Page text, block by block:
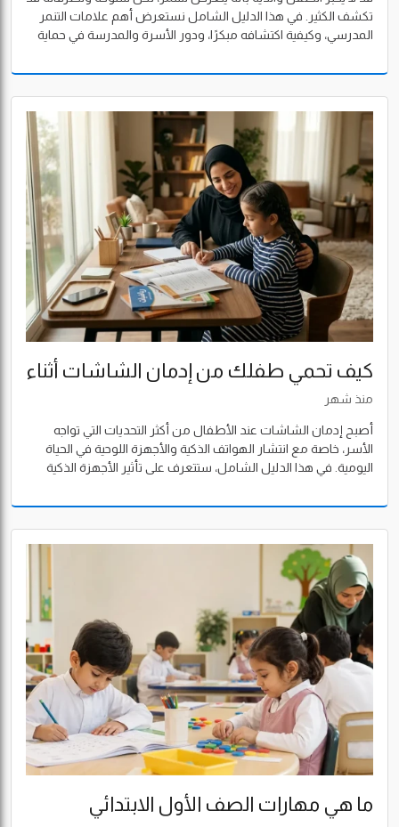
تكشف الكثير. في هذا الدليل الشامل نستعرض أهم علامات التنمر
المدرسي، وكيفية اكتشافه مبكرًا، ودور الأسرة والمدرسة في حماية
كيف تحمي طفلك من إدمان الشاشات أثناء
الدراسة
منذ شهر
أصبح إدمان الشاشات عند الأطفال من أكثر التحديات التي تواجه
الأسر، خاصة مع انتشار الهواتف الذكية والأجهزة اللوحية في الحياة
اليومية. في هذا الدليل الشامل، ستتعرف على تأثير الأجهزة الذكية
تساعد البيئة المدرسية المناسبة في بناء عادات رقمية صحية.
ما هي مهارات الصف الأول الابتدائي